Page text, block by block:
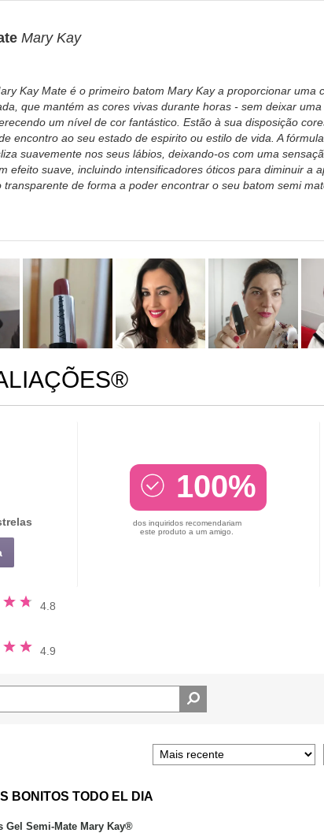
Mary Kay
Kay Mate é o primeiro batom Mary Kay a proporcionar uma
que mantém as cores vivas durante horas - sem deixar
um nível de cor fantástico. Estão à sua disposição
encontro ao seu estado de espirito ou estilo de vida. A
suavemente nos seus lábios, deixando-os com uma
efeito suave, incluindo intensificadores óticos para diminuir a
transparente de forma a poder encontrar o seu batom semi
100%
dos inquiridos recomendariam
este produto a um amigo.
4.8
4.9
BONITOS TODO EL DIA
Semi-Mate Mary Kay®